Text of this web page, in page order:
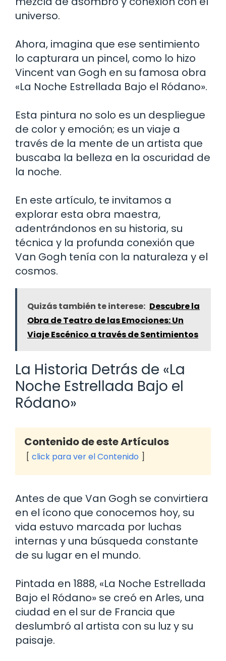
universo.
Ahora, imagina que ese sentimiento
lo capturara un pincel, como lo hizo
Vincent van Gogh en su famosa obra
«La Noche Estrellada Bajo el Ródano».
Esta pintura no solo es un despliegue
de color y emoción; es un viaje a
través de la mente de un artista que
buscaba la belleza en la oscuridad de
la noche.
En este artículo, te invitamos a
explorar esta obra maestra,
adentrándonos en su historia, su
técnica y la profunda conexión que
Van Gogh tenía con la naturaleza y el
cosmos.
Quizás también te interese: Descubre la
Obra de Teatro de las Emociones: Un
Viaje Escénico a través de Sentimientos
La Historia Detrás de «La
Noche Estrellada Bajo el
Ródano»
Contenido de este Artículos
click para ver el Contenido
Antes de que Van Gogh se convirtiera
en el ícono que conocemos hoy, su
vida estuvo marcada por luchas
internas y una búsqueda constante
de su lugar en el mundo.
Pintada en 1888, «La Noche Estrellada
Bajo el Ródano» se creó en Arles, una
ciudad en el sur de Francia que
deslumbró al artista con su luz y su
paisaje.